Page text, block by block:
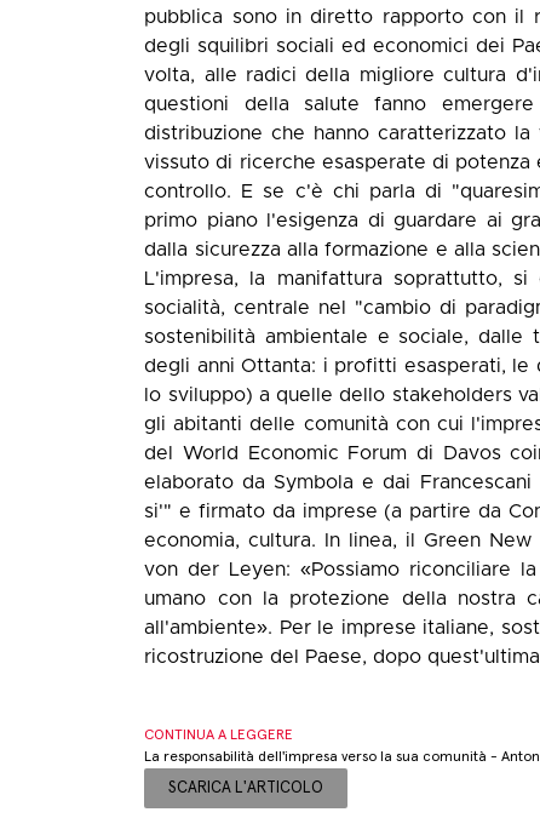
pubblica sono in diretto rapporto con il
degli squilibri sociali ed economici dei
volta, alle radici della migliore cultura
questioni della salute fanno
distribuzione che hanno caratterizzato
vissuto di ricerche esasperate di
controllo. E se c'è chi parla di
primo piano l'esigenza di guardare ai
dalla sicurezza alla formazione e alla
L'impresa, la manifattura soprattutto,
socialità, centrale nel "cambio di
sostenibilità ambientale e sociale, dalle
degli anni Ottanta: i profitti esasperati, le
lo sviluppo) a quelle dello stakeholders
gli abitanti delle comunità con cui
del World Economic Forum di Davos
elaborato da Symbola e dai
si'" e firmato da imprese (a partire da
economia, cultura. In linea, il Green
von der Leyen: «Possiamo riconciliare
umano con la protezione della nostra
all'ambiente». Per le imprese italiane,
ricostruzione del Paese, dopo
CONTINUA A LEGGERE
La responsabilità dell'impresa verso la sua comunità -
SCARICA L'ARTICOLO